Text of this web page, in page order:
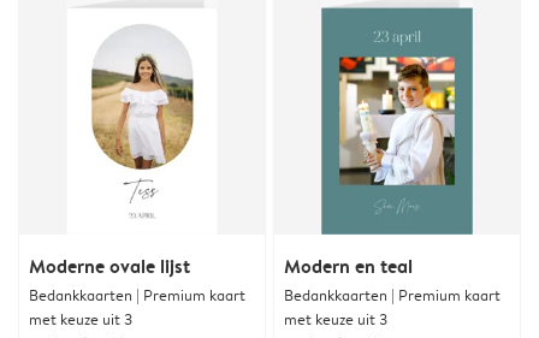
Moderne ovale lijst
Bedankkaarten | Premium kaart
met keuze uit 3
Modern en teal
Bedankkaarten | Premium kaart
met keuze uit 3